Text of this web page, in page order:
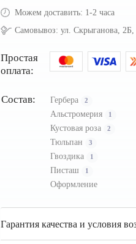
Можем доставить: 1-2 часа
Самовывоз: ул. Скрыганова,
Простая
оплата:
Состав: Гербера 2
Альстромерия 1
Кустовая роза 2
Тюльпан 3
Гвоздика 1
Писташ 1
Оформление
Гарантия качества и условия